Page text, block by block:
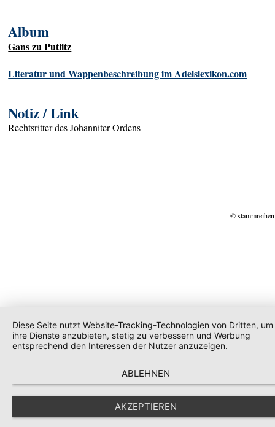
Album
Gans zu Putlitz
Literatur und Wappenbeschreibung im Adelslexikon.com
Notiz / Link
Rechtsritter des Johanniter-Ordens
©
Diese Seite nutzt Website-Tracking-Technologien von Dritten, um
ihre Dienste anzubieten, stetig zu verbessern und Werbung
entsprechend den Interessen der Nutzer anzuzeigen.
ABLEHNEN
AKZEPTIEREN